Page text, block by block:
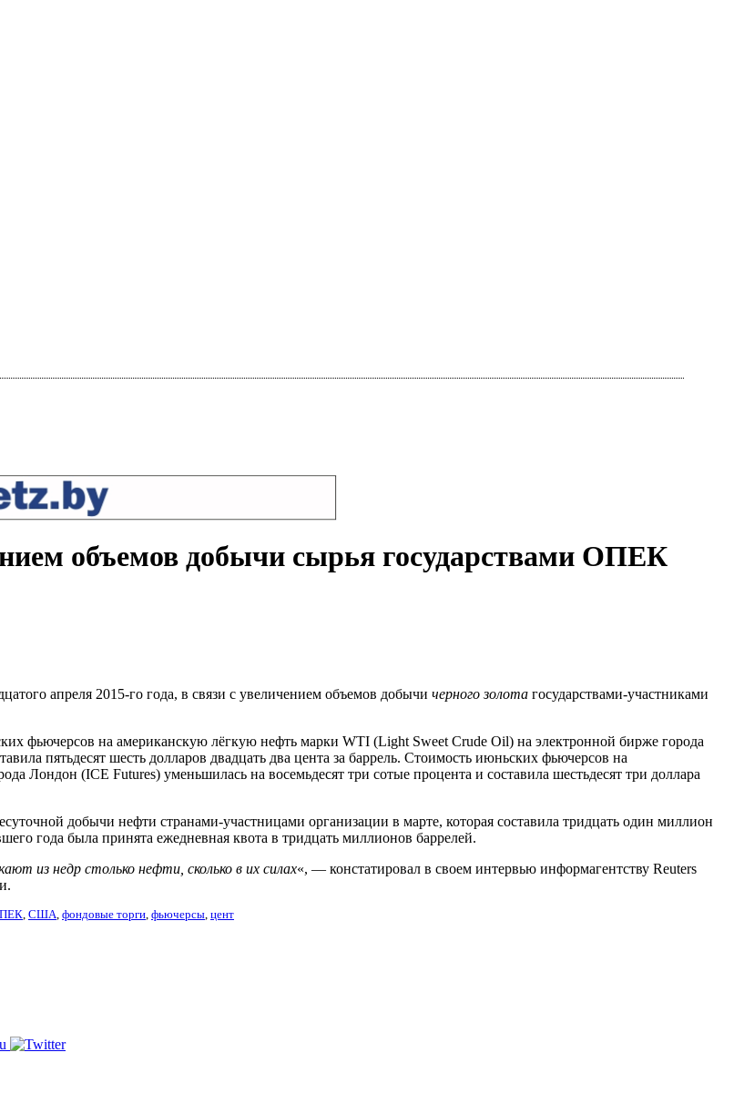
объемов добычи сырья государствами ОПЕК
апреля 2015-го года, в связи с увеличением объемов добычи черного золота государствами-участниками
фьючерсов на американскую лёгкую нефть марки WTI (Light Sweet Crude Oil) на электронной бирже города
пятьдесят шесть долларов двадцать два цента за баррель. Стоимость июньских фьючерсов на
Лондон (ICE Futures) уменьшилась на восемьдесят три сотые процента и составила шестьдесят три доллара
добычи нефти странами-участницами организации в марте, которая составила тридцать один миллион
года была принята ежедневная квота в тридцать миллионов баррелей.
из недр столько нефти, сколько в их силах«, — констатировал в своем интервью информагентству Reuters
, США, фондовые торги, фьючерсы, цент